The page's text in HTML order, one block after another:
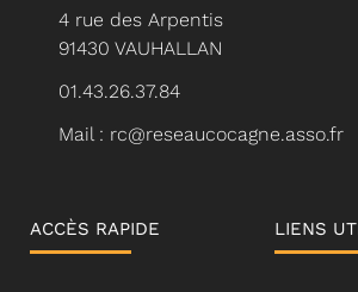
4 rue des Arpentis
91430 VAUHALLAN
01.43.26.37.84
Mail : rc@reseaucocagne.asso.fr
ACCÈS RAPIDE LIENS